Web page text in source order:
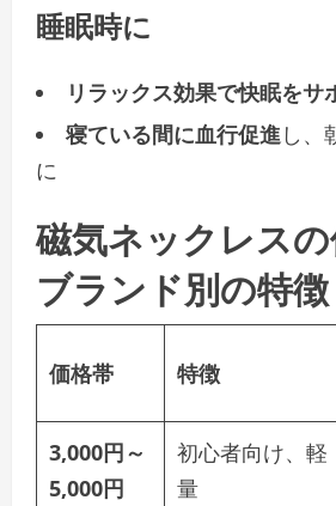
睡眠時に
リラックス効果で快眠をサ
寝ている間に血行促進 し、
に
磁気ネックレス
ブランド別の特徴
価格帯 特徴
3,000円～
5,000円
初心者向け、軽
量